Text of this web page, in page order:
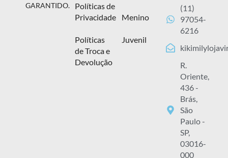
GARANTIDO.
Políticas de
Privacidade
Políticas
de Troca e
Devolução
Menino
Juvenil
(11)
97054-
6216
R.
Oriente,
436 -
Brás,
São
Paulo -
SP,
03016-
000